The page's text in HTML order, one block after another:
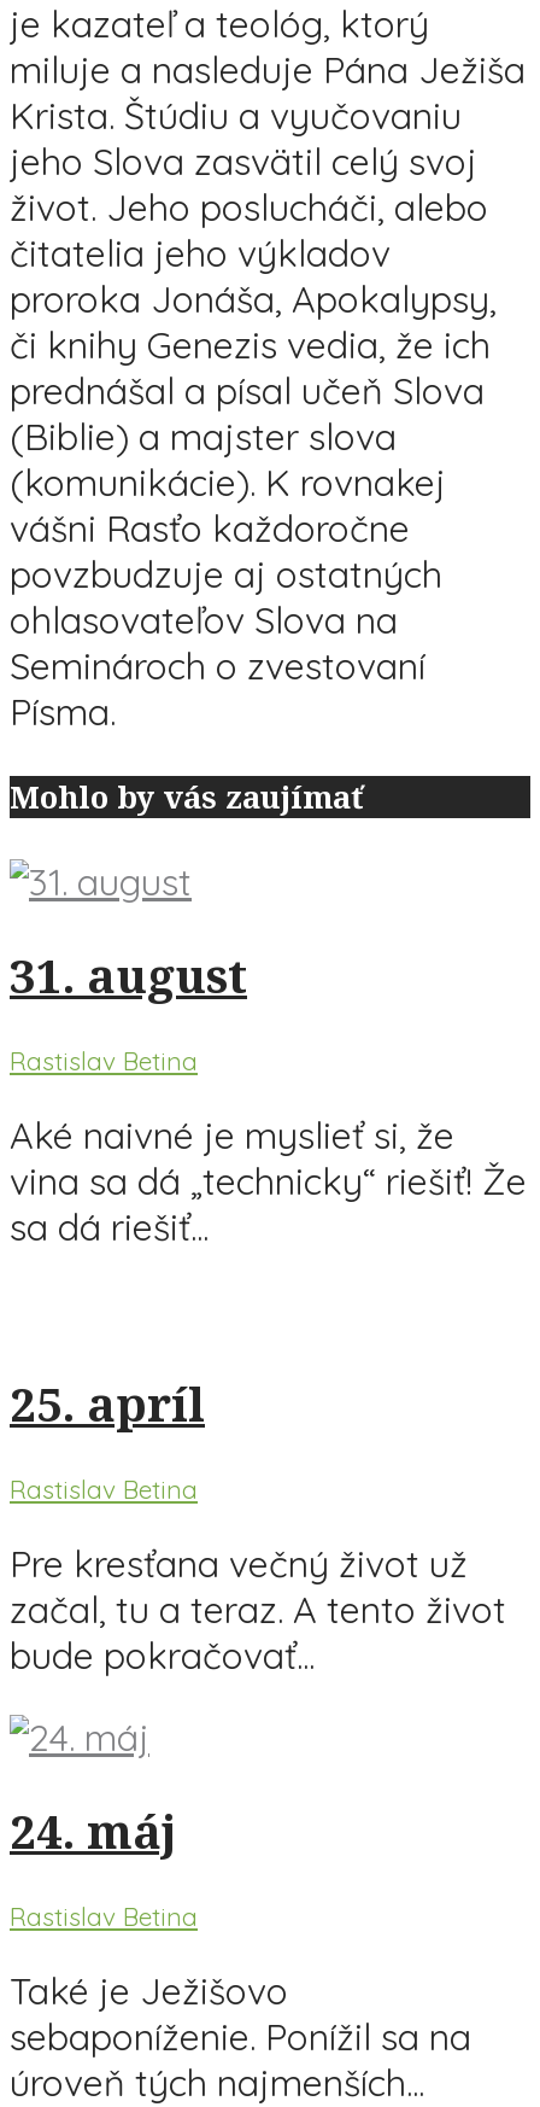
je kazateľ a teológ, ktorý
miluje a nasleduje Pána Ježiša
Krista. Štúdiu a vyučovaniu
jeho Slova zasvätil celý svoj
život. Jeho poslucháči, alebo
čitatelia jeho výkladov
proroka Jonáša, Apokalypsy,
či knihy Genezis vedia, že ich
prednášal a písal učeň Slova
(Biblie) a majster slova
(komunikácie). K rovnakej
vášni Rasťo každoročne
povzbudzuje aj ostatných
ohlasovateľov Slova na
Seminároch o zvestovaní
Písma.
Mohlo by vás zaujímať
31. august
Rastislav Betina
Aké naivné je myslieť si, že
vina sa dá „technicky“ riešiť! Že
sa dá riešiť...
25. apríl
Rastislav Betina
Pre kresťana večný život už
začal, tu a teraz. A tento život
bude pokračovať...
24. máj
Rastislav Betina
Také je Ježišovo
sebaponíženie. Ponížil sa na
úroveň tých najmenších...